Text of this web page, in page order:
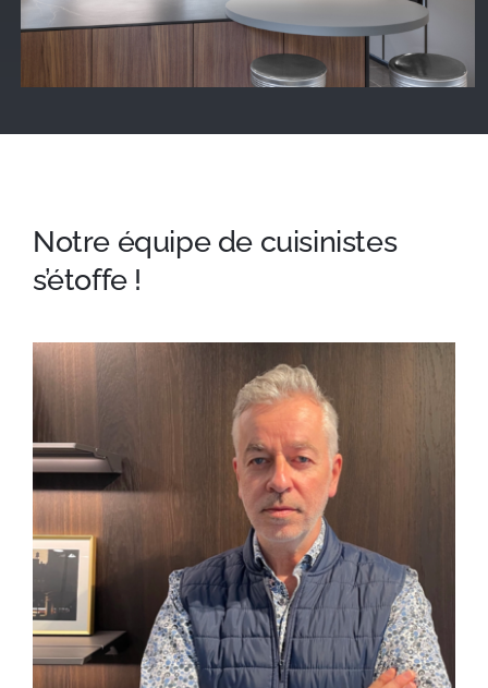
Notre équipe de cuisinistes
s’étoffe !